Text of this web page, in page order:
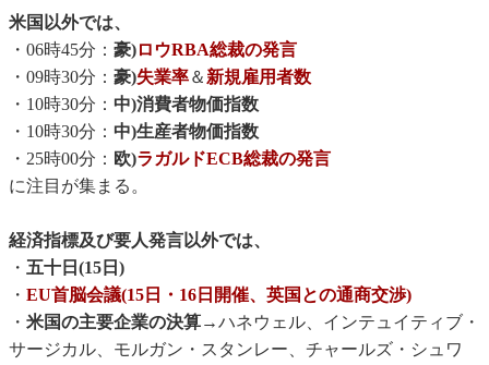
米国以外では、
・06時45分： 豪)ロウRBA総裁の発言
・09時30分： 豪)失業率＆新規雇用者数
・10時30分： 中)消費者物価指数
・10時30分： 中)生産者物価指数
・25時00分： 欧)ラガルドECB総裁の発言
に注目が集まる。
経済指標及び要人発言以外では、
・ 五十日(15日)
・ EU首脳会議(15日・16日開催、英国との通商交渉)
・ 米国の主要企業の決算→ハネウェル、インテュイティブ・
サージカル、モルガン・スタンレー、チャールズ・シュワ